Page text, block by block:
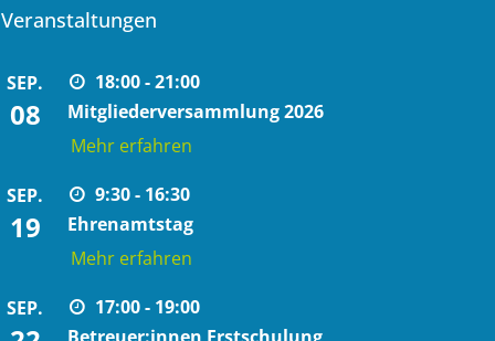
Veranstaltungen
SEP.
08
18:00 - 21:00
Mitgliederversammlung 2026
Mehr erfahren
SEP.
19
9:30 - 16:30
Ehrenamtstag
Mehr erfahren
SEP.
17:00 - 19:00
Betreuer:innen Erstschulung